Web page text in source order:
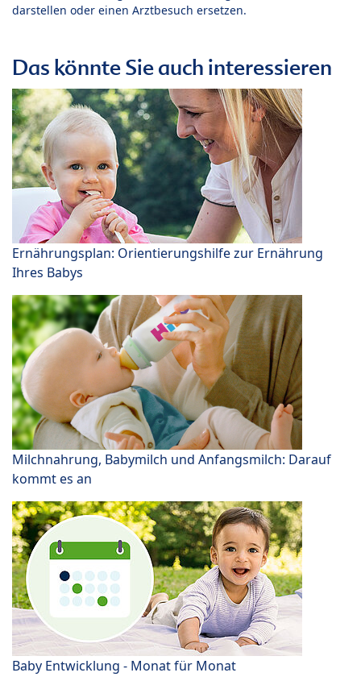
darstellen oder einen Arztbesuch ersetzen.
Das könnte Sie auch interessieren
Ernährungsplan: Orientierungshilfe zur Ernährung
Ihres Babys
Milchnahrung, Babymilch und Anfangsmilch: Darauf
kommt es an
Baby Entwicklung - Monat für Monat